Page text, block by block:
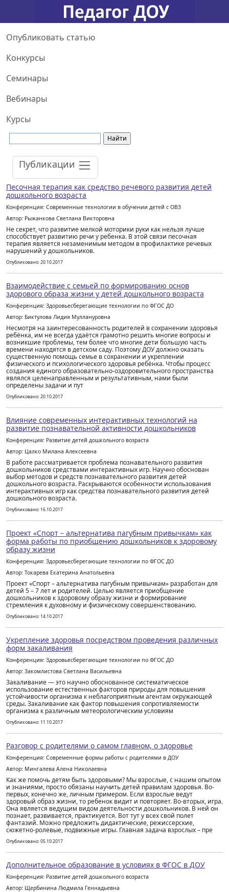
Опубликовать статью
Конкурсы
Семинары
Вебинары
Курсы
Публикации
Песочная терапия как средство речевого развития детей
дошкольного возраста
Конференция: Современные технологии в обучении детей с ОВЗ
Автор: Рыжанкова Светлана Викторовна
Не секрет, что развитие мелкой моторики руки как нельзя лучше
способствует развитию речи у ребенка. В этой связи песочная
терапия является незаменимым методом в профилактике речевых
нарушений у дошкольников.
Опубликовано: 20.10.2017
Взаимодействие с семьей по формированию основ
здорового образа жизни у детей дошкольного возраста
Конференция: Здоровьесберегающие технологии по ФГОС ДО
Автор: Биктулова Лидия Муллануровна
Несмотря на заинтересованность родителей в сохранении здоровья
ребёнка, им не всегда удаётся грамотно решить многие вопросы и
возникшие проблемы, тем более что многие дети большую часть
времени находятся в детском саду. Поэтому ДОУ должно оказать
существенную помощь семье в сохранении и укреплении
физического и психологического здоровья ребёнка. Чтобы процесс
создания единого образовательно-оздоровительного пространства
являлся целенаправленным и результативным, нами были
определены задачи и пут
Опубликовано: 20.10.2017
Влияние современных интерактивных технологий на
развитие познавательной активности дошкольников
Конференция: Развитие детей дошкольного возраста
Автор: Цалко Милана Алексеевна
В работе рассматривается проблема познавательного развития
дошкольников средствами интерактивных игр. Научно обоснован
выбор методов и средств познавательного развития детей
дошкольного возраста. Раскрываются особенности использования
интерактивных игр как средства познавательного развития детей
дошкольного возраста.
Опубликовано: 16.10.2017
Проект «Спорт – альтернатива пагубным привычкам» как
форма работы по приобщению дошкольников к здоровому
образу жизни
Конференция: Здоровьесберегающие технологии по ФГОС ДО
Автор: Токарева Екатерина Анатольевна
Проект «Спорт – альтернатива пагубным привычкам» разработан для
детей 5 – 7 лет и родителей. Целью является приобщение
дошкольников к здоровому образу жизни и формирование
стремления к духовному и физическому совершенствованию.
Опубликовано: 14.10.2017
Укрепление здоровья посредством проведения различных
форм закаливания
Конференция: Здоровьесберегающие технологии по ФГОС ДО
Автор: Закомлистова Светлана Васильевна
Закаливание — это научно обоснованное систематическое
использование естественных факторов природы для повышения
устойчивости организма к неблагоприятным агентам окружающей
среды. Закаливание как фактор повышения сопротивляемости
организма к различным метеорологическим условиям
Опубликовано: 11.10.2017
Разговор с родителями о самом главном, о здоровье
Конференция: Современные формы работы с родителями в ДОУ
Автор: Мингалева Алена Николаевна
Как же помочь детям быть здоровыми? Мы взрослые, с нашим опытом
и знаниями, просто обязаны научить детей правилам здоровья. Во-
первых, конечно же, личным примером. Если взрослые ведут
здоровый образ жизни, то ребенок видит и повторяет. Во-вторых, игра.
Она является ведущим видом деятельности дошкольников. В ней он
познает, развивается, практикуется. Вот тут у всех свой полет
фантазий. Можно предложить дидактические, режиссерские,
сюжетно-ролевые, подвижные игры. Главная задача взрослых – пре
Опубликовано: 05.10.2017
Дополнительное образование в условиях в ФГОС в ДОУ
Конференция: Развитие детей дошкольного возраста
Автор: Щербинина Людмила Геннадьевна